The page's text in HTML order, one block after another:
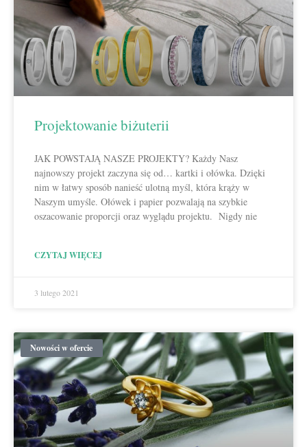
Projektowanie biżuterii
JAK POWSTAJĄ NASZE PROJEKTY? Każdy Nasz
najnowszy projekt zaczyna się od… kartki i ołówka. Dzięki
nim w łatwy sposób nanieść ulotną myśl, która krąży w
Naszym umyśle. Ołówek i papier pozwalają na szybkie
oszacowanie proporcji oraz wyglądu projektu. Nigdy nie
CZYTAJ WIĘCEJ
3 lutego 2021
Nowości w ofercie